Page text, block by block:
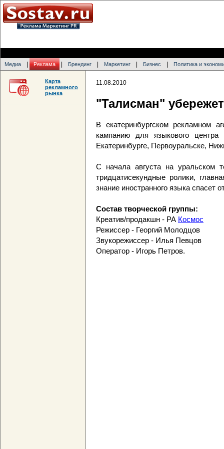
Медиа Реклама Брендинг Маркетинг Бизнес Политика и
11.08.2010
"Талисман"
В екатеринбургском рекламном
кампанию для языкового
Екатеринбурге, Первоуральске,
С начала августа на уральском
тридцатисекундные ролики,
знание иностранного языка спасет
Состав творческой группы:
Креатив/продакшн - РА Космос
Режиссер - Георгий Молодцов
Звукорежиссер - Илья Певцов
Оператор - Игорь Петров.
Карта
рекламного
рынка